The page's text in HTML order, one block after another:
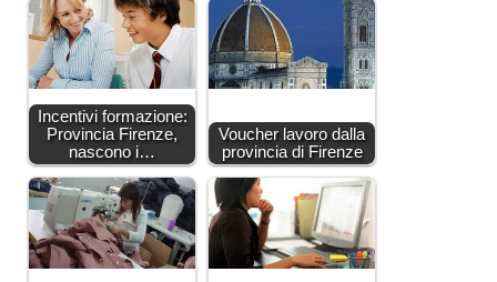
Incentivi formazione:
Provincia Firenze,
nascono i…
Voucher lavoro dalla
provincia di Firenze